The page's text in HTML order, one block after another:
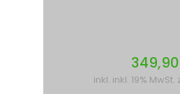
inkl. inkl. 19% MwSt.